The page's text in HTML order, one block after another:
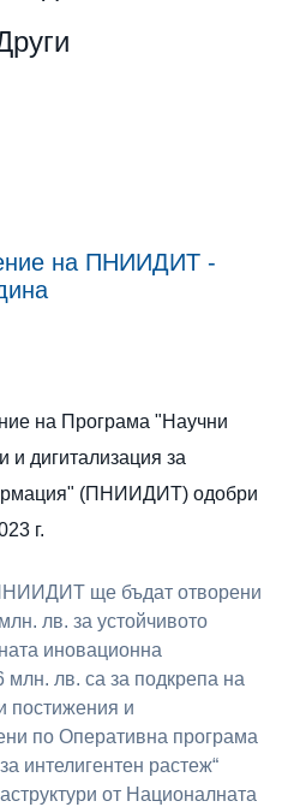
на ПНИИДИТ -
на Програма "Научни
и дигитализация за
(ПНИИДИТ) одобри
г.
ще бъдат отворени
лв. за устойчивото
иновационна
млн. лв. са за подкрепа на
постижения и
по Оперативна програма
интелигентен растеж“
от Националната